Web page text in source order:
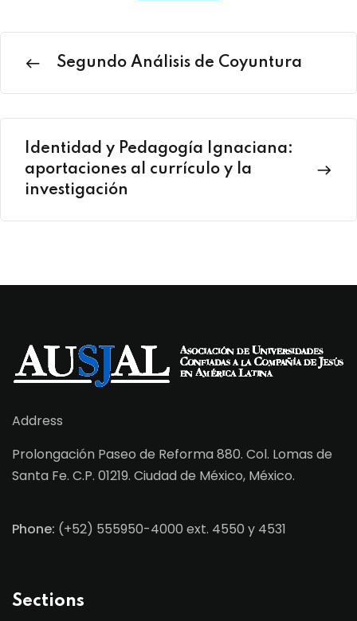
Segundo Análisis de Coyuntura
Identidad y Pedagogía Ignaciana:
aportaciones al currículo y la
investigación
Address
Prolongación Paseo de Reforma 880. Col. Lomas de
Santa Fe. C.P. 01219. Ciudad de México, México.
Phone: (+52) 555950-4000 ext. 4550 y 4531
Sections